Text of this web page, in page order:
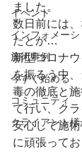
イベント
インフォメーシ
施術事例
今すぐ始める
コミュニティ
クライアント
ました。
数日前には
たとか…
新型コロナ
を振るう中
毒の徹底と
て行い、ク
安心して施
に頑張ってお